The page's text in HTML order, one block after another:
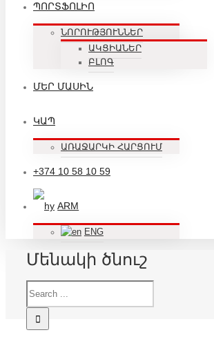
ՊՈՐՏՖՈԼԻՈ
ՆՈՐՈՒԹՅՈՒՆՆԵՐ
ԱԿՑԻԱՆԵՐ
ԲԼՈԳ
ՄԵՐ ՄԱՍԻՆ
ԿԱՊ
ԱՌԱՋԱՐԿԻ ՀԱՐՑՈՒՄ
+374 10 58 10 59
ARM
ENG
Մենակի ծնուշ